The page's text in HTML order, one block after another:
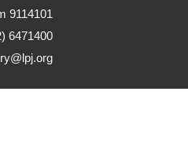
9114101
6471400